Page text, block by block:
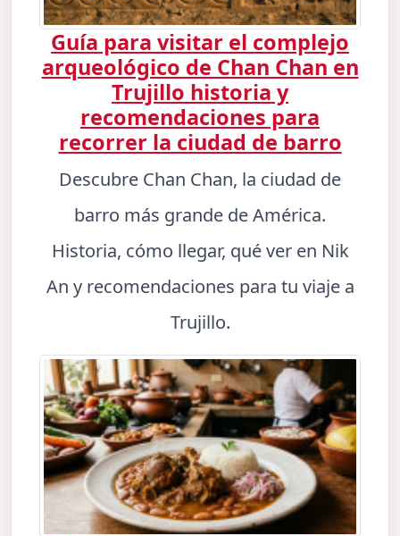
Guía para visitar el complejo
arqueológico de Chan Chan en
Trujillo historia y
recomendaciones para
recorrer la ciudad de barro
Descubre Chan Chan, la ciudad de
barro más grande de América.
Historia, cómo llegar, qué ver en Nik
An y recomendaciones para tu viaje a
Trujillo.